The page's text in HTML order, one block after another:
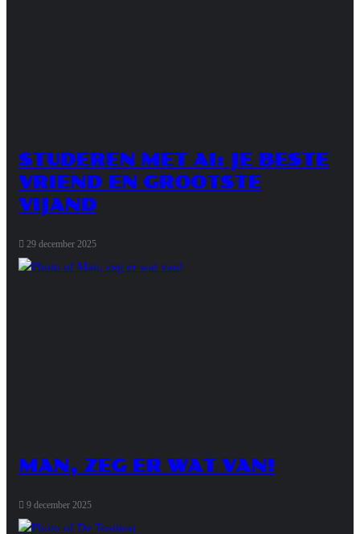
STUDEREN MET AI: JE BESTE
VRIEND EN GROOTSTE
VIJAND
29 december 2025
MAN, ZEG ER WAT VAN!
9 december 2025